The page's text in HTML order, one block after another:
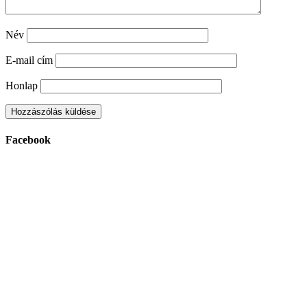
Név
E-mail cím
Honlap
Facebook